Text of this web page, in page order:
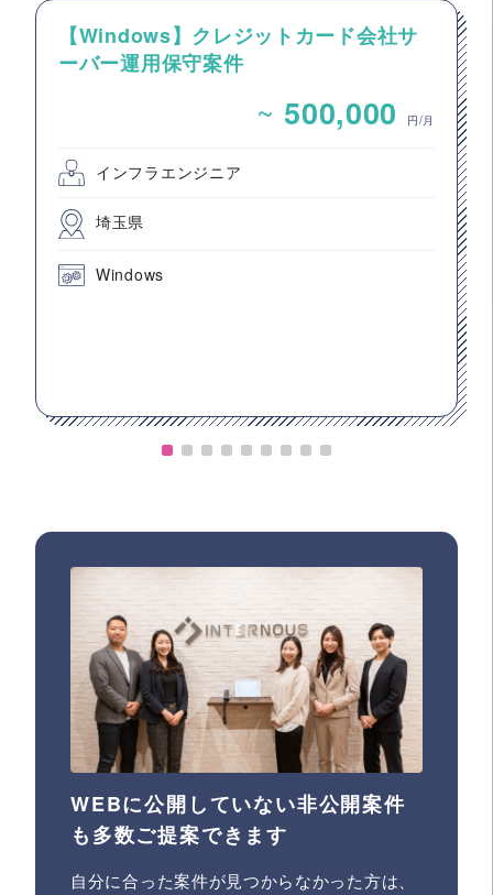
【Windows】クレジットカード会社サ
ーバー運用保守案件
~ 500,000 円/月
インフラエンジニア
埼玉県
Windows
WEBに公開していない非公開案件
も多数ご提案できます
自分に合った案件が見つからなかった方は、